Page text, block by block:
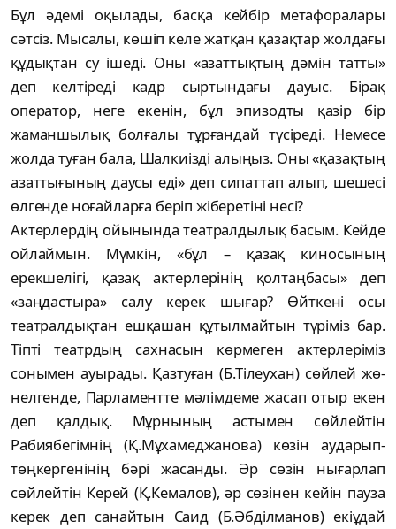
Бұл әдемі оқы­лады, басқа кейбір метафоралары
сәтсіз. Мы­салы, көшіп келе жатқан қазақтар жол­дағы
құдықтан су ішеді. Оны «азаттықтың дә­мін татты»
деп келтіреді кадр сыртындағы дауыс. Бірақ
оператор, неге екенін, бұл эпи­зодты қазір бір
жаманшылық болғалы тұр­ған­дай түсіреді. Немесе
жолда туған бала, Шал­киіз­ді алыңыз. Оны «қазақтың
азаттығы­ның даусы еді» деп сипаттап алып, шешесі
өлгенде ноғайларға беріп жіберетіні несі?
Актерлердің ойынында театралдылық басым. Кейде
ойлаймын. Мүмкін, «бұл – қа­зақ киносының
ерекшелігі, қазақ актерлерінің қолтаңбасы» деп
«заңдастыра» салу керек шығар? Өйткені осы
театралдықтан ешқашан құтылмайтын түріміз бар.
Тіпті театрдың сахнасын көрмеген актерлеріміз
сонымен ауырады. Қазтуған (Б.Тілеухан) сөйлей жө­
нел­генде, Парламентте мәлімдеме жасап отыр екен
деп қалдық. Мұрнының астымен сөй­лейтін
Рабиябегімнің (Қ.Мұхамеджанова) кө­зін аударып-
төңкергенінің бәрі жасанды. Әр сөзін нығарлап
сөйлейтін Керей (Қ.Ке­малов), әр сөзінен кейін пауза
керек деп са­най­тын Саид (Б.Әбділманов) екіұдай